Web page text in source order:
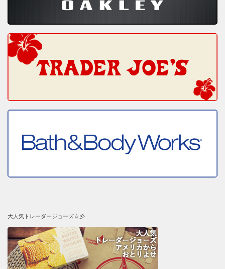
大人気トレーダージョーズ☆彡